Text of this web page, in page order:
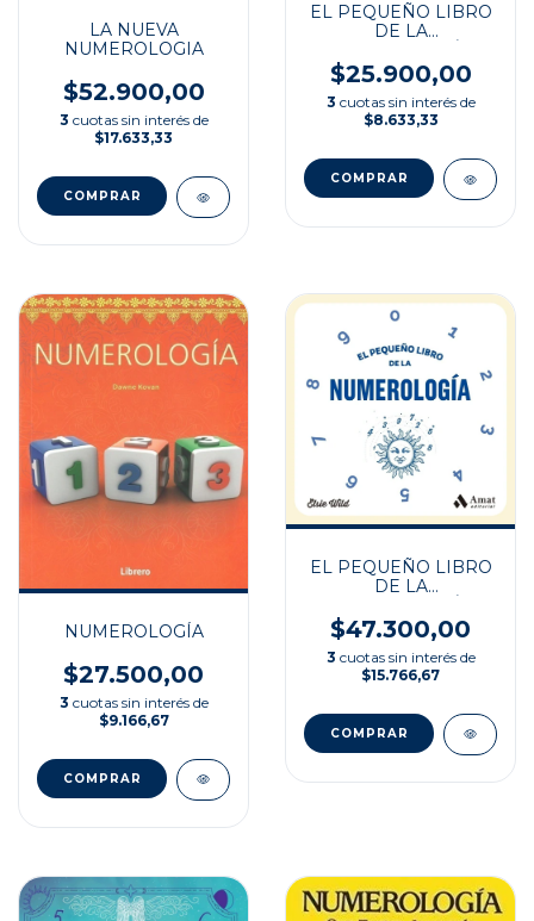
LA NUEVA
NUMEROLOGIA
$52.900,00
3 cuotas sin interés de
$17.633,33
EL PEQUEÑO LIBRO
DE LA
$25.900,00
3 cuotas sin interés de
$8.633,33
NUMEROLOGÍA
$27.500,00
3 cuotas sin interés de
$9.166,67
EL PEQUEÑO LIBRO
DE LA
$47.300,00
3 cuotas sin interés de
$15.766,67